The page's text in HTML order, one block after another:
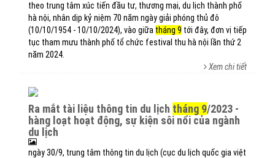
theo trung tâm xúc tiến đầu tư, thương mại, du lịch thành phố
hà nội, nhân dịp kỷ niệm 70 năm ngày giải phóng thủ đô
(10/10/1954 - 10/10/2024), vào giữa tháng 9 tới đây, đơn vị tiếp
tục tham mưu thành phố tổ chức festival thu hà nội lần thứ 2
năm 2024.
Xem chi tiết
ra mắt tài liệu thông tin du lịch tháng 9/2023 -
hàng loạt hoạt động, sự kiện sôi nổi của ngành
du lịch
ngày 30/9, trung tâm thông tin du lịch (cục du lịch quốc gia việt